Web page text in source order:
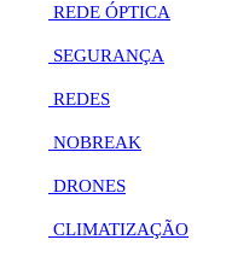
REDE ÓPTICA
SEGURANÇA
REDES
NOBREAK
DRONES
CLIMATIZAÇÃO